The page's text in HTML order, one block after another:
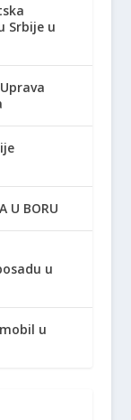
Srbije u
U BORU
u
u